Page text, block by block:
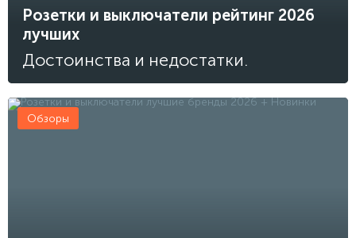
Розетки и выключатели рейтинг 2026
лучших
Достоинства и недостатки.
Обзоры